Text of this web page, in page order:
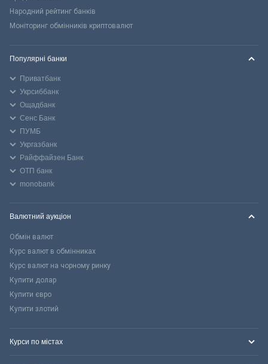
Народний рейтинг банків
Моніторинг обмінників криптовалют
Популярні банки
Приватбанк
Укрсиббанк
Ощадбанк
Сенс Банк
ПУМБ
Укргазбанк
Райффайзен Банк
ОТП банк
monobank
Валютний аукціон
Обмін валют
Курс валют в обмінниках
Курс валют на чорному ринку
Купити долар
Купити євро
Купити злотий
Курси по містах